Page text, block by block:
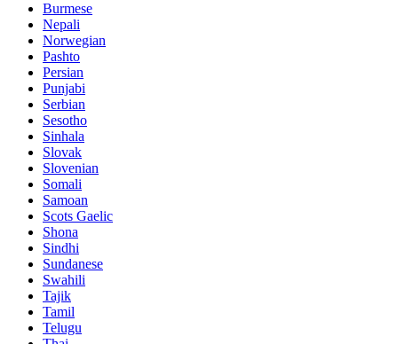
Burmese
Nepali
Norwegian
Pashto
Persian
Punjabi
Serbian
Sesotho
Sinhala
Slovak
Slovenian
Somali
Samoan
Scots Gaelic
Shona
Sindhi
Sundanese
Swahili
Tajik
Tamil
Telugu